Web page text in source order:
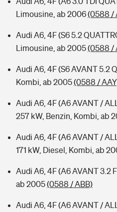
Limousine, ab 2006(0588 /
Audi A6, 4F (S6 5.2
Limousine, ab 2005(0588 /
Audi A6, 4F (S6 AVANT 5.2
Kombi, ab 2005(0588 /
Audi A6, 4F (A6 AVANT /
257 kW, Benzin, Kombi, ab
Audi A6, 4F (A6 AVANT /
171 kW, Diesel, Kombi, ab
Audi A6, 4F (A6 AVANT 3.2
ab 2005(0588 / ABB)
Audi A6, 4F (A6 AVANT /